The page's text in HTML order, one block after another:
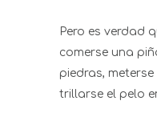
Pero es verdad
comerse una
piedras,
trillarse el pelo